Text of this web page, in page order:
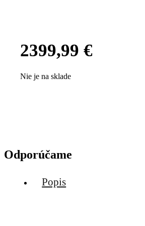
2399,99 €
Nie je na sklade
Odporúčame
Popis